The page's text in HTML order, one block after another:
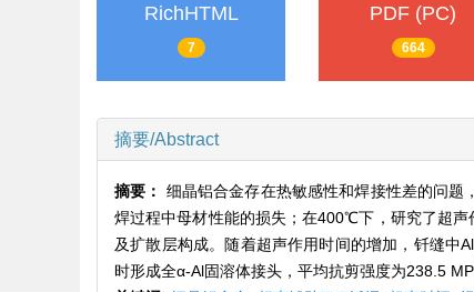
RichHTML
7
PDF (PC)
664
摘要/Abstract
摘要： 细晶铝合金存在热敏感性和焊接性差的问
焊过程中母材性能的损失；在400℃下，研究了超
及扩散层构成。随着超声作用时间的增加，钎缝中
时形成全α-Al固溶体接头，平均抗剪强度为238.5